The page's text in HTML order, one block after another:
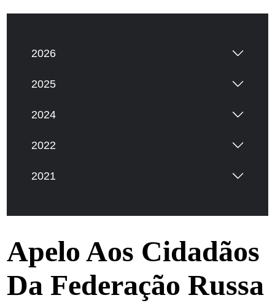
2026
2025
2024
2022
2021
Apelo Aos Cidadãos
Da Federação Russa